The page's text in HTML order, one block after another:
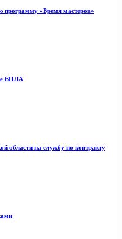
программу «Время мастеров»
БПЛА
области на службу по контракту